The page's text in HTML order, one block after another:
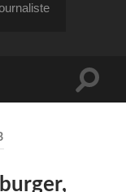
Toggle